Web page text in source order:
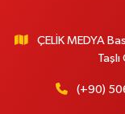
ÇELİK MEDYA
(+90)